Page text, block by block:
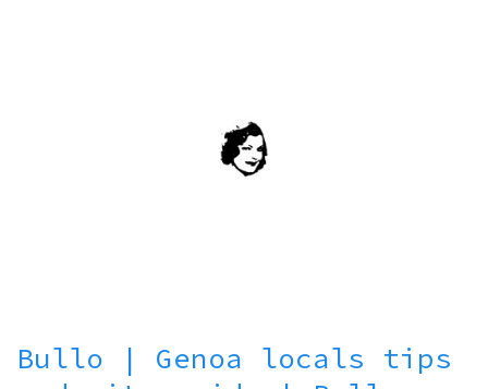
Bullo | Genoa locals tips